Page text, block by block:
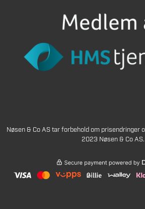
Nøsen & Co AS tar forbehold om prisendringer
2023 Nøsen & Co AS.